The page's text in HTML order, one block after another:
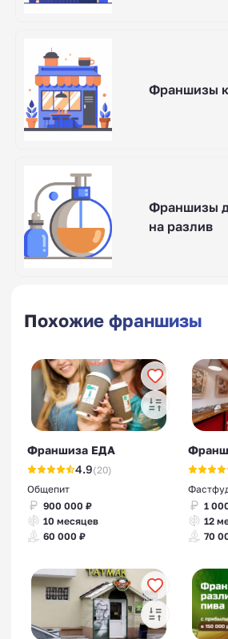
Франшизы
Франшизы
на разлив
Похожие франшизы
Франшиза ЕДА
4.9(20)
Общепит
900 000 ₽
10 месяцев
60 000 ₽
1
12
70